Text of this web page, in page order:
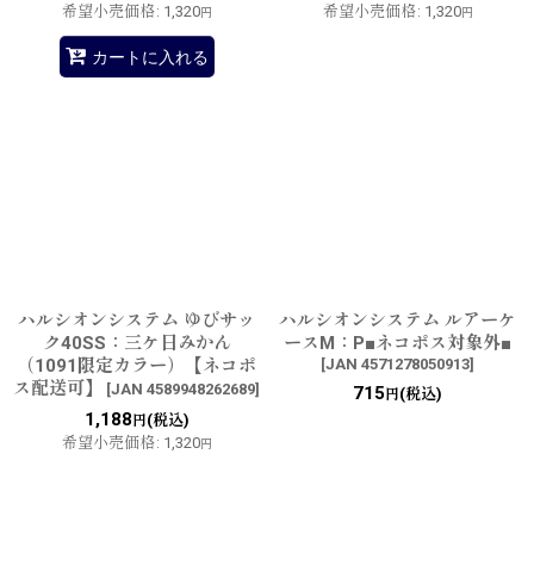
希望小売価格: 1,320円
カートに入れる
希望小売価格: 1,320円
ハルシオンシステム ゆびサッ
ク40SS：三ケ日みかん
（1091限定カラー）【ネコポ
ス配送可】
[JAN 4589948262689]
1,188 円(税込)
希望小売価格: 1,320円
ハルシオンシステム ルアーケ
ースM：P■ネコポス対象外■
[JAN 4571278050913]
715 円(税込)